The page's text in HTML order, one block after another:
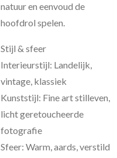
natuur en eenvoud de
hoofdrol spelen.
Stijl & sfeer
Interieurstijl: Landelijk,
vintage, klassiek
Kunststijl: Fine art stilleven,
licht geretoucheerde
fotografie
Sfeer: Warm, aards, verstild